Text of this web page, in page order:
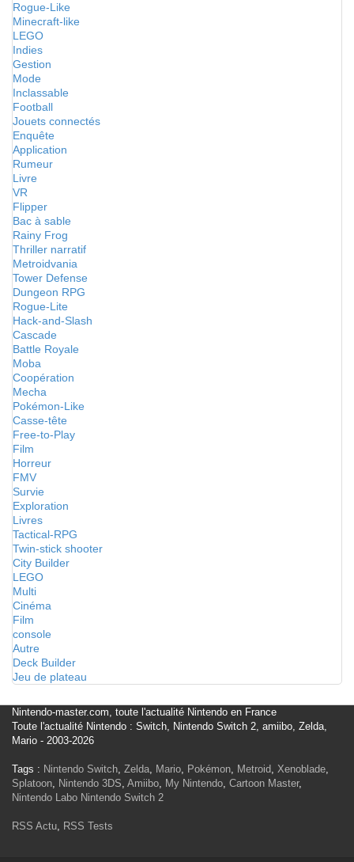
Rogue-Like
Minecraft-like
LEGO
Indies
Gestion
Mode
Inclassable
Football
Jouets connectés
Enquête
Application
Rumeur
Livre
VR
Flipper
Bac à sable
Rainy Frog
Thriller narratif
Metroidvania
Tower Defense
Dungeon RPG
Rogue-Lite
Hack-and-Slash
Cascade
Battle Royale
Moba
Coopération
Mecha
Pokémon-Like
Casse-tête
Free-to-Play
Film
Horreur
FMV
Survie
Exploration
Livres
Tactical-RPG
Twin-stick shooter
City Builder
LEGO
Multi
Cinéma
Film
console
Autre
Deck Builder
Jeu de plateau
Nintendo-master.com, toute l'actualité Nintendo en France
Toute l'actualité Nintendo : Switch, Nintendo Switch 2, amiibo, Zelda,
Mario - 2003-2026
Tags : Nintendo Switch, Zelda, Mario, Pokémon, Metroid, Xenoblade,
Splatoon, Nintendo 3DS, Amiibo, My Nintendo, Cartoon Master,
Nintendo Labo Nintendo Switch 2
RSS Actu, RSS Tests